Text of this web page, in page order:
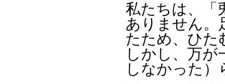
私たちは、「
ありません。
たため、ひた
しかし、万が
しなかった